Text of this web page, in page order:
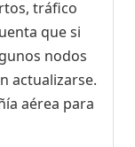
tráfico
que si
nodos
actualizarse.
aérea para